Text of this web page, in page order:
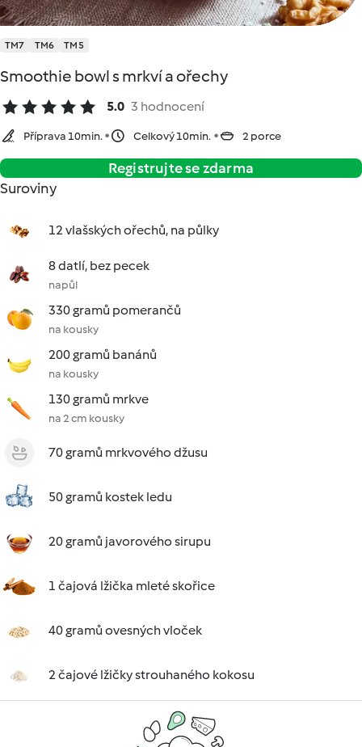
TM7 TM6 TM5
Smoothie bowl s mrkví a ořechy
5.0 3 hodnocení
Příprava 10min. Celkový 10min. 2 porce
Registrujte se zdarma
Suroviny
12 vlašských ořechů, na půlky
8 datlí, bez pecek
napůl
330 gramů pomerančů
na kousky
200 gramů banánů
na kousky
130 gramů mrkve
na 2 cm kousky
70 gramů mrkvového džusu
50 gramů kostek ledu
20 gramů javorového sirupu
1 čajová lžička mleté skořice
40 gramů ovesných vloček
2 čajové lžičky strouhaného kokosu